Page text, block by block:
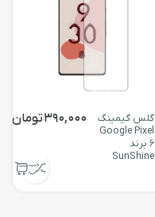
گلس گیمینگ
Google Pixel
6 برند
SunShine
390,000تومان